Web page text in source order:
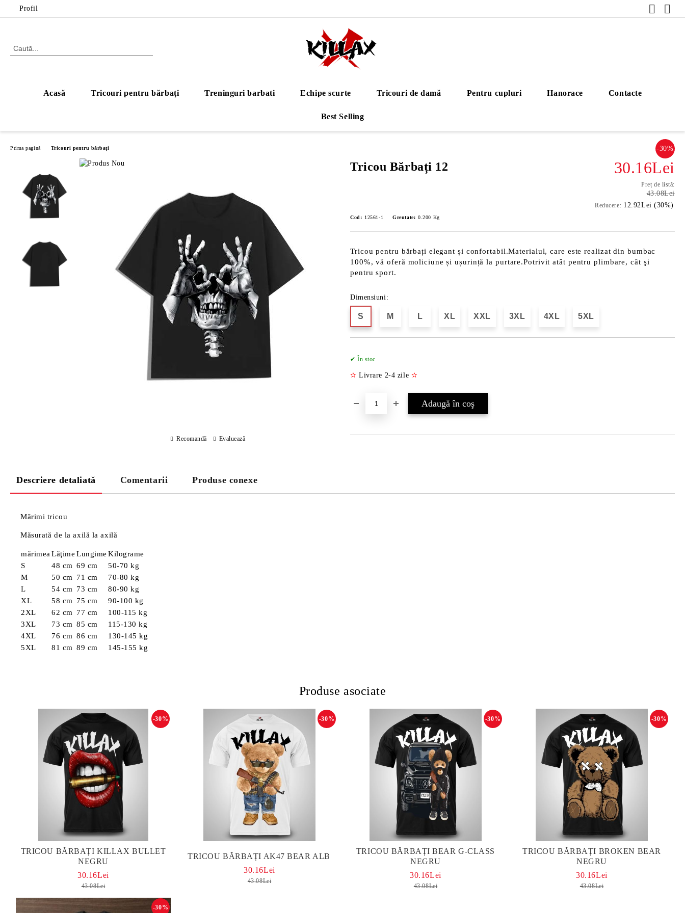
Profil
Acasă Tricouri pentru bărbați Treninguri barbati Echipe scurte Tricouri de damă Pentru cupluri Hanorace Contacte
Best Selling
Prima pagină Tricouri pentru bărbați
Tricou Bărbați 12
-30%
30.16Lei
Preț de listă:
43.08Lei
Reducere: 12.92Lei (30%)
Cod: 12561-1 Greutate: 0.200 Kg
Tricou pentru bărbați elegant și confortabil.Materialul, care este realizat din bumbac
100%, vă oferă moliciune și ușurință la purtare.Potrivit atât pentru plimbare, cât şi
pentru sport.
Dimensiuni:
S M L XL XXL 3XL 4XL 5XL
✔ În stoc
✫ Livrare 2-4 zile ✫
Recomandă Evaluează
Descriere detaliată Comentarii Produse conexe
Mărimi tricou
Măsurată de la axilă la axilă
mărimea Lăţime Lungime Kilograme
S
48 cm 69 cm
50-70 kg
M
50 cm 71 cm
70-80 kg
L
54 cm 73 cm
80-90 kg
XL
58 cm 75 cm
90-100 kg
2XL
62 cm 77 cm
100-115 kg
3XL
73 cm 85 cm
115-130 kg
4XL
76 cm 86 cm
130-145 kg
5XL
81 cm 89 cm 145-155 kg
Produse asociate
TRICOU BĂRBAȚI KILLAX BULLET
NEGRU
-30%
30.16Lei
43.08Lei
TRICOU BĂRBAȚI AK47 BEAR ALB
-30%
30.16Lei
43.08Lei
TRICOU BĂRBAȚI BEAR G-CLASS
NEGRU
-30%
30.16Lei
43.08Lei
TRICOU BĂRBAȚI BROKEN BEAR
NEGRU
-30%
30.16Lei
43.08Lei
-30%